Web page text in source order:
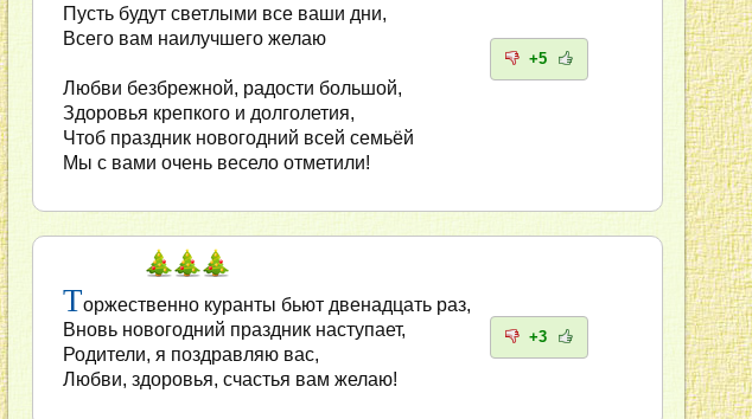
Пусть будут светлыми все ваши дни,
Всего вам наилучшего желаю
Любви безбрежной, радости большой,
Здоровья крепкого и долголетия,
Чтоб праздник новогодний всей семьёй
Мы с вами очень весело отметили!
+5
Торжественно куранты бьют двенадцать раз,
Вновь новогодний праздник наступает,
Родители, я поздравляю вас,
Любви, здоровья, счастья вам желаю!
+3